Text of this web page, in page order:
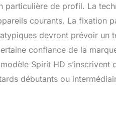
particulière de profil. La
courants. La fixation
devront prévoir un
confiance de la
Spirit HD s’inscrivent
débutants ou